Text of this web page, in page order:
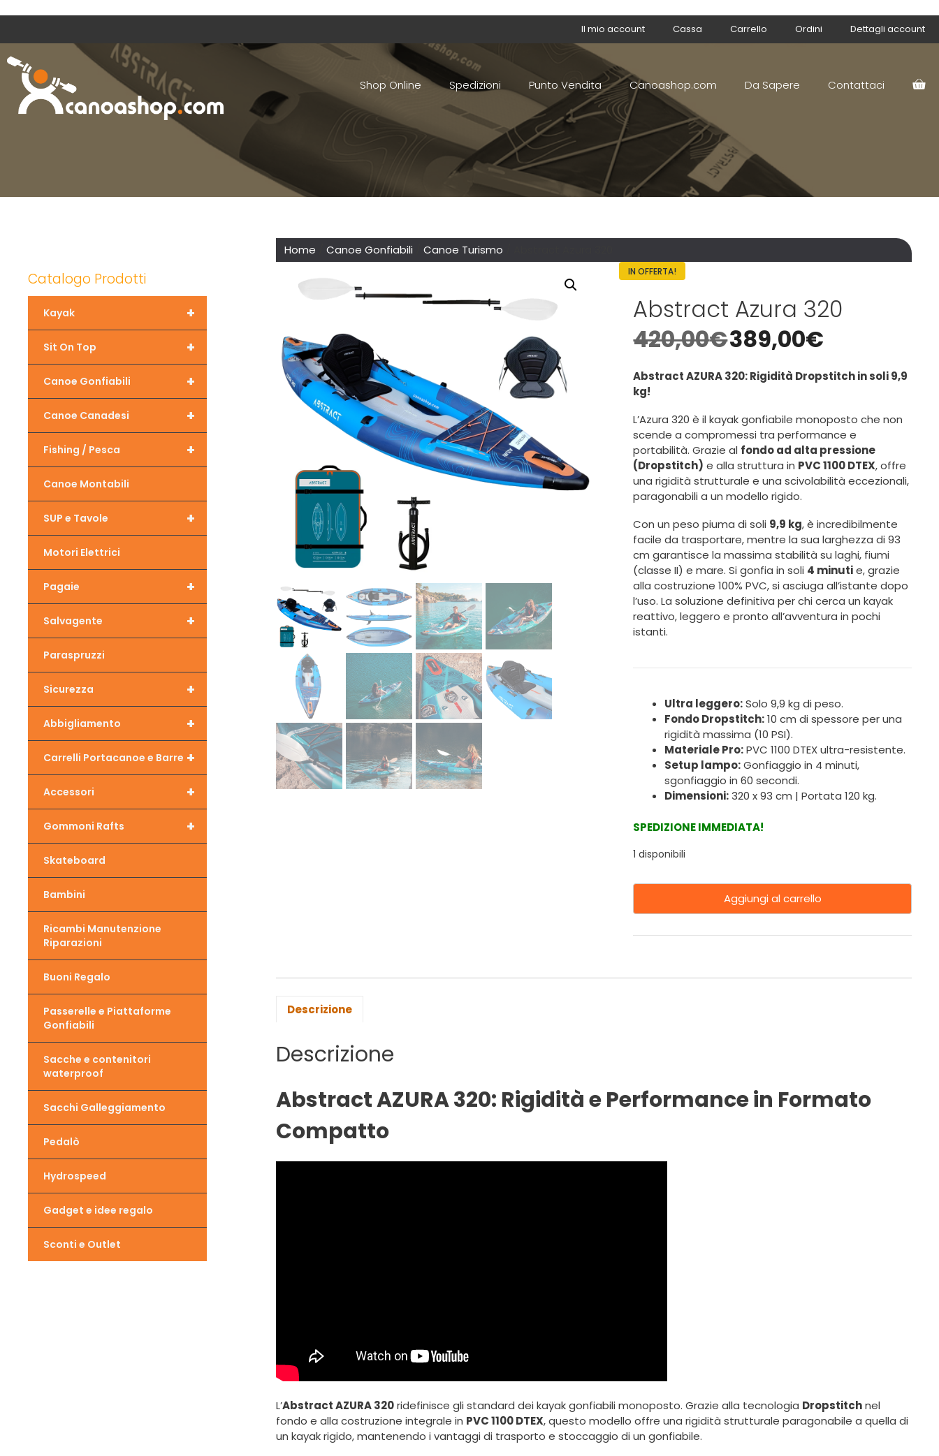
Il mio account Cassa Carrello Ordini Dettagli account
Shop Online Spedizioni Punto Vendita Canoashop.com Da Sapere Contattaci
Home Canoe Gonfiabili Canoe Turismo
IN OFFERTA!
Abstract Azura 320
420,00€389,00€
Abstract AZURA 320: Rigidità Dropstitch in soli 9,9
kg!
L’Azura 320 è il kayak gonfiabile monoposto che non
scende a compromessi tra performance e
portabilità. Grazie al fondo ad alta pressione
(Dropstitch) e alla struttura in PVC 1100 DTEX, offre
una rigidità strutturale e una scivolabilità eccezionali,
paragonabili a un modello rigido.
Con un peso piuma di soli 9,9 kg, è incredibilmente
facile da trasportare, mentre la sua larghezza di 93
cm garantisce la massima stabilità su laghi, fiumi
(classe II) e mare. Si gonfia in soli 4 minutie, grazie
alla costruzione 100% PVC, si asciuga all’istante dopo
l’uso. La soluzione definitiva per chi cerca un kayak
reattivo, leggero e pronto all’avventura in pochi
istanti.
Ultra leggero:Solo 9,9 kg di peso.
Fondo Dropstitch:10 cm di spessore per una
rigidità massima (10 PSI).
Materiale Pro:PVC 1100 DTEX ultra-resistente.
Setup lampo:Gonfiaggio in 4 minuti,
sgonfiaggio in 60 secondi.
Dimensioni:320 x 93 cm | Portata 120 kg.
SPEDIZIONE IMMEDIATA!
1 disponibili
Aggiungi al carrello
Descrizione
Descrizione
Abstract AZURA 320: Rigidità e Performance in Formato
Compatto
L’Abstract AZURA 320ridefinisce gli standard dei kayak gonfiabili monoposto. Grazie alla tecnologia Dropstitchnel
fondo e alla costruzione integrale in PVC 1100 DTEX, questo modello offre una rigidità strutturale paragonabile a quella di
un kayak rigido, mantenendo i vantaggi di trasporto e stoccaggio di un gonfiabile.
Catalogo Prodotti
+
Kayak
+
Sit On Top
+
Canoe Gonfiabili
+
Canoe Canadesi
+
Fishing / Pesca
Canoe Montabili
+
SUP e Tavole
Motori Elettrici
+
Pagaie
+
Salvagente
Paraspruzzi
+
Sicurezza
+
Abbigliamento
+
Carrelli Portacanoe e Barre
+
Accessori
+
Gommoni Rafts
Skateboard
Bambini
Ricambi Manutenzione
Riparazioni
Buoni Regalo
Passerelle e Piattaforme
Gonfiabili
Sacche e contenitori
waterproof
Sacchi Galleggiamento
Pedalò
Hydrospeed
Gadget e idee regalo
Sconti e Outlet